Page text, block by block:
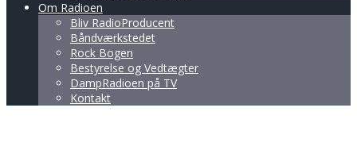
Om Radioen
Bliv RadioProducent
Båndværkstedet
Rock Bogen
Bestyrelse og Vedtægter
DampRadioen på TV
Kontakt